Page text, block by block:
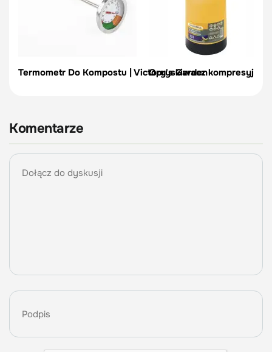
Termometr Do Kompostu | Victory's Garden
Opryskiwacz kompresyjny
Komentarze